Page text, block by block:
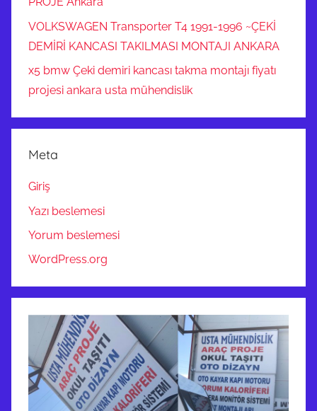
VOLKSWAGEN Transporter T4 1991-1996 ~ÇEKİ
DEMİRİ KANCASI TAKILMASI MONTAJI ANKARA
x5 bmw Çeki demiri kancası takma montajı fiyatı
projesi ankara usta mühendislik
Meta
Giriş
Yazı beslemesi
Yorum beslemesi
WordPress.org